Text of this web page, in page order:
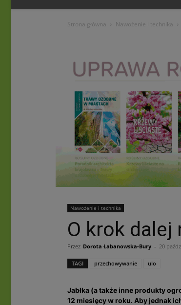
Strona główna Nawożenie i technika
Nawożenie i technika
O krok dalej
Przez Dorota Łabanowska-Bury - 20
TAGI przechowywanie ulo
Jabłka (a także inne produkty
12 miesięcy w roku. Aby jednak